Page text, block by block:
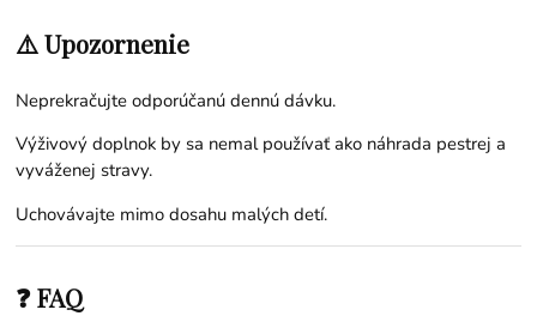
⚠️ Upozornenie
Neprekračujte odporúčanú dennú dávku.
Výživový doplnok by sa nemal používať ako náhrada pestrej a
vyváženej stravy.
Uchovávajte mimo dosahu malých detí.
❓ FAQ